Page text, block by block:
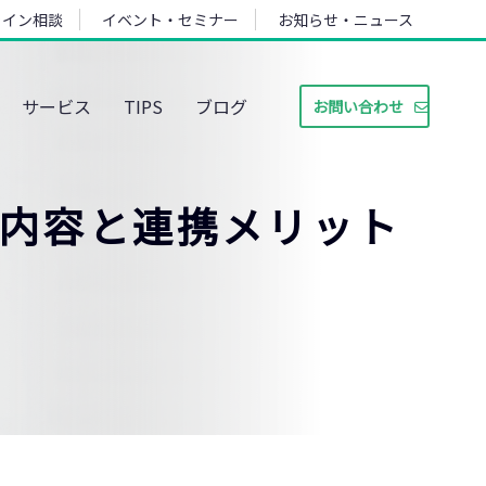
ン相談 イベント・セミナー お知らせ・ニュース
サービス TIPS ブログ お問い合わせ
容と連携メリット